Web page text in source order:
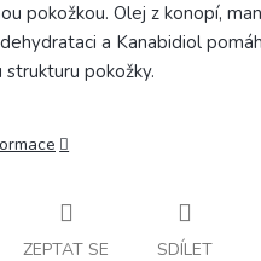
pokožkou. Olej z konopí,
a Kanabidiol
strukturu pokožky.
ZEPTAT SE SDÍLET